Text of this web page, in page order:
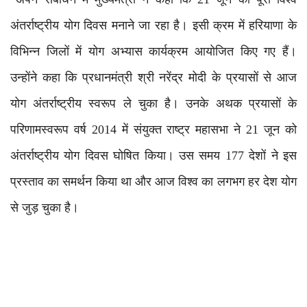
अंतर्राष्ट्रीय योग दिवस मनाने जा रहा है। इसी क्रम में हरियाणा के
विभिन्न जिलों में योग अभ्यास कार्यक्रम आयोजित किए गए हैं।
उन्होंने कहा कि प्रधानमंत्री श्री नरेंद्र मोदी के प्रयासों से आज
योग अंतर्राष्ट्रीय स्वरूप ले चुका है। उनके अथक प्रयासों के
परिणामस्वरूप वर्ष 2014 में संयुक्त राष्ट्र महासभा ने 21 जून को
अंतर्राष्ट्रीय योग दिवस घोषित किया। उस समय 177 देशों ने इस
प्रस्ताव का समर्थन किया था और आज विश्व का लगभग हर देश योग
से जुड़ चुका है।